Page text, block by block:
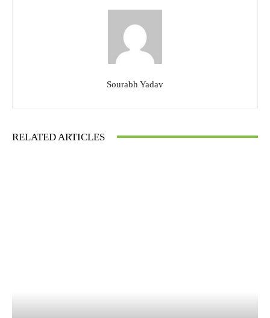
Sourabh Yadav
RELATED ARTICLES